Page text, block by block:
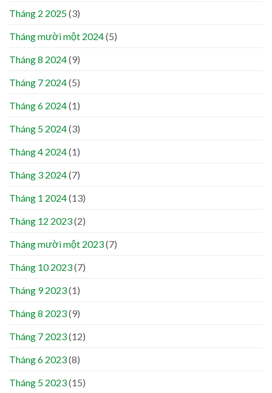
Tháng 2 2025(3)
Tháng mười một 2024(5)
Tháng 8 2024(9)
Tháng 7 2024(5)
Tháng 6 2024(1)
Tháng 5 2024(3)
Tháng 4 2024(1)
Tháng 3 2024(7)
Tháng 1 2024(13)
Tháng 12 2023(2)
Tháng mười một 2023(7)
Tháng 10 2023(7)
Tháng 9 2023(1)
Tháng 8 2023(9)
Tháng 7 2023(12)
Tháng 6 2023(8)
Tháng 5 2023(15)